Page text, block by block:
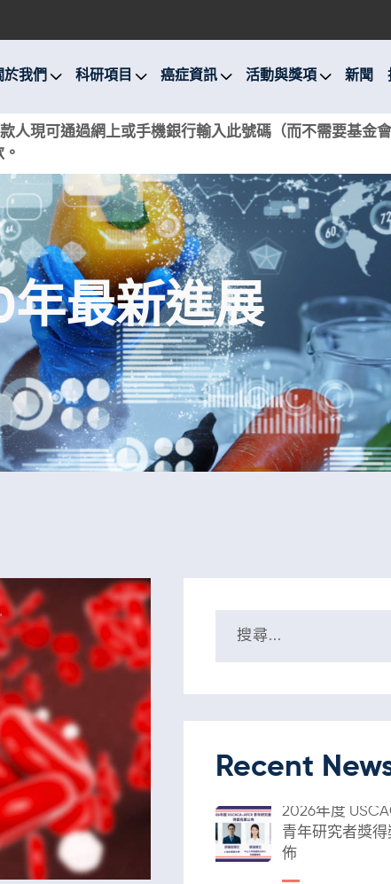
於我們 科研項目 癌症資訊 活動與獎項 新聞
人現可通過網上或手機銀行輸入此號碼（而不需要基金
最新進展
Recent
2026年度
青年研究者獎得
佈